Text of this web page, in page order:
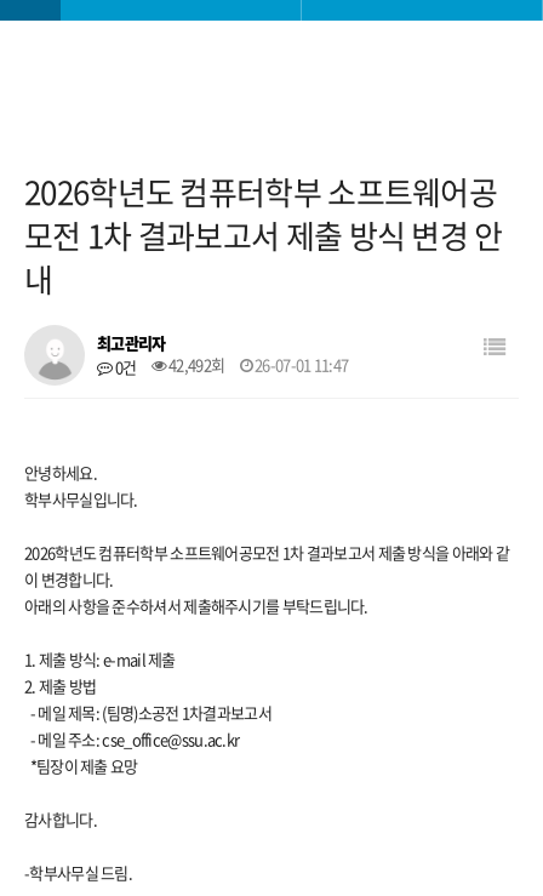
학부자료
학생회
장학요건
2026학년도 컴퓨터학부 소프트웨어공
모전 1차 결과보고서 제출 방식 변경 안
내
최고관리자
0건
42,492회 26-07-01 11:47
안녕하세요.
학부사무실입니다.
2026학년도 컴퓨터학부 소프트웨어공모전 1차 결과보고서 제출 방식을 아래와 같
이 변경합니다.
아래의 사항을 준수하셔서 제출해주시기를 부탁드립니다.
1. 제출 방식: e-mail 제출
2. 제출 방법
- 메일 제목: (팀명)소공전 1차결과보고서
- 메일 주소: cse_office@ssu.ac.kr
*팀장이 제출 요망
감사합니다.
-학부사무실 드림.